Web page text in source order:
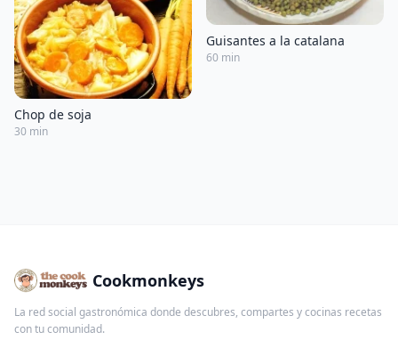
Chop de soja
30 min
Guisantes a la catalana
60 min
Cookmonkeys
La red social gastronómica donde descubres, compartes y cocinas recetas
con tu comunidad.